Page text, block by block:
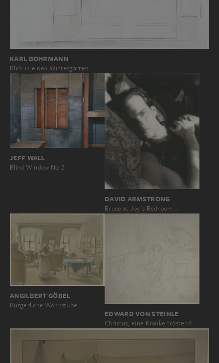
KARL BOHRMANN
Blick in einen Wintergarten
JEFF WALL
Blind Window No.2
DAVID ARMSTRONG
Bruce at Joy's Bedroom…
ANGILBERT GÖBEL
Bürgerliche Wohnstube
EDWARD VON STEINLE
Christus, eine Kranke tröstend